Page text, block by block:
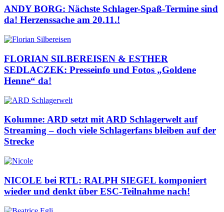
ANDY BORG: Nächste Schlager-Spaß-Termine sind
da! Herzenssache am 20.11.!
FLORIAN SILBEREISEN & ESTHER
SEDLACZEK: Presseinfo und Fotos „Goldene
Henne“ da!
Kolumne: ARD setzt mit ARD Schlagerwelt auf
Streaming – doch viele Schlagerfans bleiben auf der
Strecke
NICOLE bei RTL: RALPH SIEGEL komponiert
wieder und denkt über ESC-Teilnahme nach!